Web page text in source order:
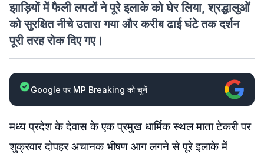
झाड़ियों में फैली लपटों ने पूरे इलाके को घेर लिया, श्रद्धालुओं
को सुरक्षित नीचे उतारा गया और करीब ढाई घंटे तक दर्शन
पूरी तरह रोक दिए गए।
Google पर MP Breaking को चुनें
मध्य प्रदेश के देवास के एक प्रमुख धार्मिक स्थल माता टेकरी पर
शुक्रवार दोपहर अचानक भीषण आग लगने से पूरे इलाके में